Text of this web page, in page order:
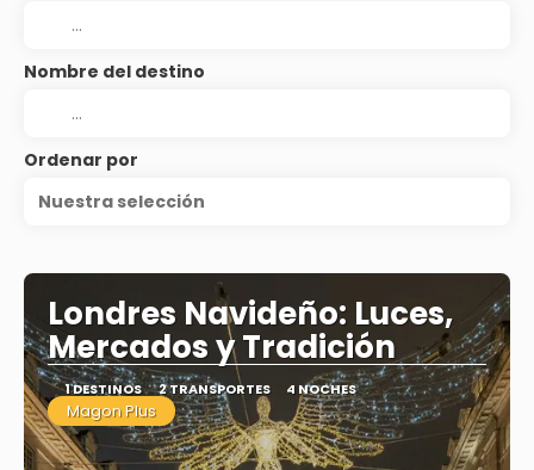
Nombre del destino
Ordenar por
Nuestra selección
Londres Navideño: Luces,
Mercados y Tradición
1 DESTINOS 2 TRANSPORTES 4 NOCHES
Magon Plus